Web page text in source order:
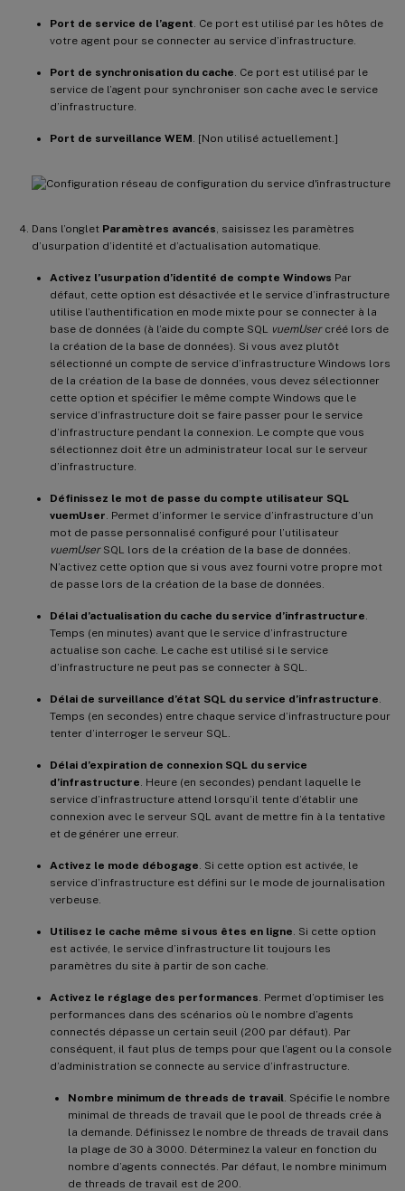
Port de service de l’agent . Ce port est utilisé par les hôtes de
votre agent pour se connecter au service d’infrastructure.
Port de synchronisation du cache . Ce port est utilisé par le
service de l’agent pour synchroniser son cache avec le service
d’infrastructure.
Port de surveillance WEM . [Non utilisé actuellement.]
Dans l’onglet Paramètres avancés , saisissez les paramètres
d’usurpation d’identité et d’actualisation automatique.
Activez l’usurpation d’identité de compte Windows Par
défaut, cette option est désactivée et le service d’infrastructure
utilise l’authentification en mode mixte pour se connecter à la
base de données (à l’aide du compte SQL
vuemUsercréé lors de
la création de la base de données). Si vous avez plutôt
sélectionné un compte de service d’infrastructure Windows lors
de la création de la base de données, vous devez sélectionner
cette option et spécifier le même compte Windows que le
service d’infrastructure doit se faire passer pour le service
d’infrastructure pendant la connexion. Le compte que vous
sélectionnez doit être un administrateur local sur le serveur
d’infrastructure.
Définissez le mot de passe du compte utilisateur SQL
vuemUser . Permet d’informer le service d’infrastructure d’un
mot de passe personnalisé configuré pour l’utilisateur
vuemUserSQL lors de la création de la base de données.
N’activez cette option que si vous avez fourni votre propre mot
de passe lors de la création de la base de données.
Délai d’actualisation du cache du service d’infrastructure
Temps (en minutes) avant que le service d’infrastructure
actualise son cache. Le cache est utilisé si le service
d’infrastructure ne peut pas se connecter à SQL.
Délai de surveillance d’état SQL du service d’infrastructure
Temps (en secondes) entre chaque service d’infrastructure pour
tenter d’interroger le serveur SQL.
Délai d’expiration de connexion SQL du service
d’infrastructure . Heure (en secondes) pendant laquelle le
service d’infrastructure attend lorsqu’il tente d’établir une
connexion avec le serveur SQL avant de mettre fin à la tentative
et de générer une erreur.
Activez le mode débogage . Si cette option est activée, le
service d’infrastructure est défini sur le mode de journalisation
verbeuse.
Utilisez le cache même si vous êtes en ligne . Si cette option
est activée, le service d’infrastructure lit toujours les
paramètres du site à partir de son cache.
Activez le réglage des performances . Permet d’optimiser les
performances dans des scénarios où le nombre d’agents
connectés dépasse un certain seuil (200 par défaut). Par
conséquent, il faut plus de temps pour que l’agent ou la console
d’administration se connecte au service d’infrastructure.
Nombre minimum de threads de travail . Spécifie le nombre
minimal de threads de travail que le pool de threads crée à
la demande. Définissez le nombre de threads de travail dans
la plage de 30 à 3000. Déterminez la valeur en fonction du
nombre d’agents connectés. Par défaut, le nombre minimum
de threads de travail est de 200.